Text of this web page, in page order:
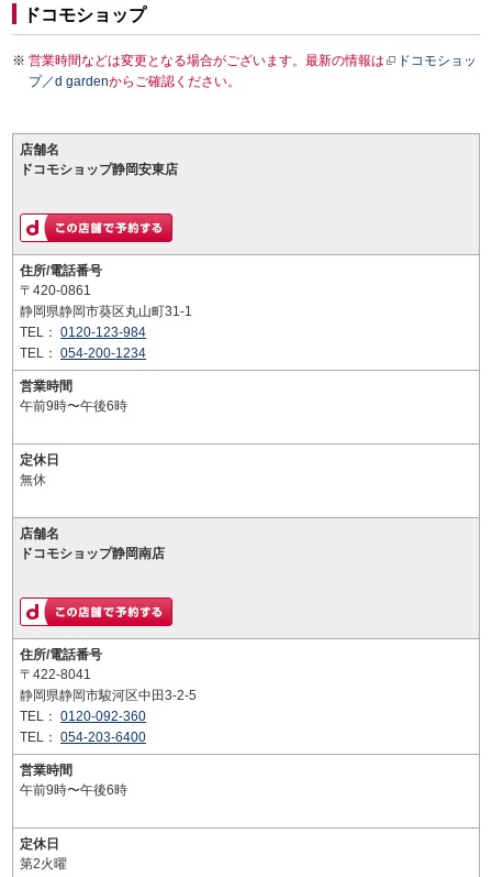
ドコモショップ
営業時間などは変更となる場合がございます。最新の情報は
ドコモショッ
プ／d gardenからご確認ください。
店舗名
ドコモショップ静岡安東店
住所/電話番号
〒420-0861
静岡県静岡市葵区丸山町31-1
TEL： 0120-123-984
TEL： 054-200-1234
営業時間
午前9時〜午後6時
定休日
無休
店舗名
ドコモショップ静岡南店
住所/電話番号
〒422-8041
静岡県静岡市駿河区中田3-2-5
TEL： 0120-092-360
TEL： 054-203-6400
営業時間
午前9時〜午後6時
定休日
第2火曜